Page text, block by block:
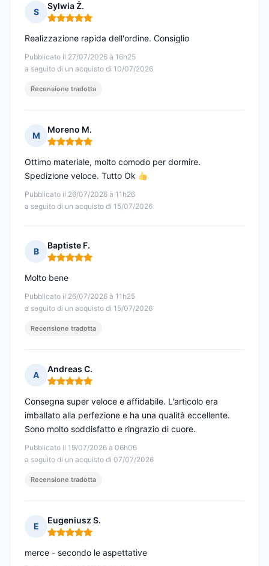
S
Sylwia Ż.
Nota: 5 su 5
Pubblicato il 27/07/2026 à 16h25
a seguito di un acquisto di 10/07/2026
Realizzazione rapida dell'ordine. Consiglio
Recensione tradotta
M
Moreno M.
Nota: 5 su 5
Pubblicato il 26/07/2026 à 11h26
a seguito di un acquisto di 15/07/2026
Ottimo materiale, molto comodo per dormire.
Spedizione veloce. Tutto Ok
B
Baptiste F.
Nota: 5 su 5
Pubblicato il 26/07/2026 à 11h25
a seguito di un acquisto di 15/07/2026
Molto bene
Recensione tradotta
A
Andreas C.
Nota: 5 su 5
Pubblicato il 19/07/2026 à 06h06
a seguito di un acquisto di 07/07/2026
Consegna super veloce e affidabile. L'articolo era
imballato alla perfezione e ha una qualità eccellente.
Sono molto soddisfatto e ringrazio di cuore.
Recensione tradotta
E
Eugeniusz S.
Nota: 5 su 5
merce - secondo le aspettative